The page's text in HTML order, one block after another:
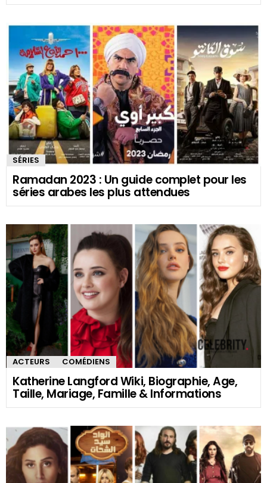
SÉRIES
Ramadan 2023 : Un guide complet pour les
séries arabes les plus attendues
ACTEURS COMÉDIENS
Katherine Langford Wiki, Biographie, Age,
Taille, Mariage, Famille & Informations